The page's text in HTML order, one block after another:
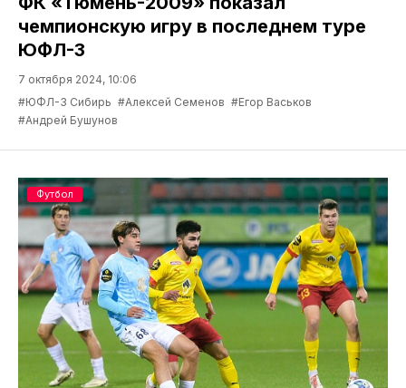
чемпионскую игру в последнем туре
ЮФЛ-3
7 октября 2024, 10:06
#ЮФЛ-3 Сибирь #Алексей Семенов #Егор Васьков
#Андрей Бушунов
Футбол